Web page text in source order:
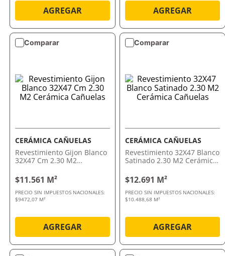
AGREGAR AGREGAR
Comparar
CERÁMICA CAÑUELAS
Revestimiento Gijon Blanco
32X47 Cm 2.30 M2
$11.561 M²
PRECIO SIN IMPUESTOS NACIONALES:
$9472,07 M²
AGREGAR
Comparar
CERÁMICA CAÑUELAS
Revestimiento 32X47 Blanco
Satinado 2.30 M2 Cerámica
$12.691 M²
PRECIO SIN IMPUESTOS NACIONALES:
$10.488,68 M²
AGREGAR